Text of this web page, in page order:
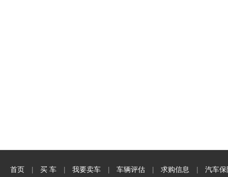
首页 买 车 我要卖车 车辆评估 求购信息 汽车保